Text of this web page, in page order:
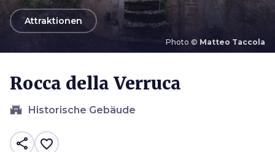
Photo © Matteo Taccola
arrow_backAttraktionen
Rocca della Verruca
castle Historische Gebäude
share favorite_border